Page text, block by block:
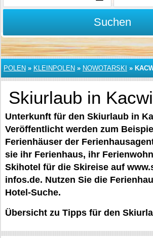
Suchen
POLEN » KLEINPOLEN » NOWOTARSKI »
Skiurlaub in
Unterkunft für den Skiurlaub in
Veröffentlicht werden zum
Ferienhäuser der
sie ihr Ferienhaus, ihr
Skihotel für die Skireise auf
infos.de. Nutzen Sie die
Hotel-Suche.
Übersicht zu Tipps für den